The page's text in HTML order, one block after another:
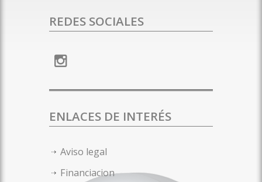
REDES SOCIALES
ENLACES DE INTERÉS
Aviso legal
Financiacion